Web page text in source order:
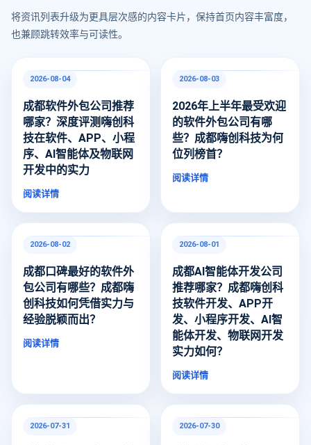
将资讯列表升级为更具层次感的内容卡片，保持首页内容丰富度，
也兼顾跳转效率与可读性。
2026-08-04
成都软件外包公司推荐
哪家？深度评测嗨创科
技在软件、APP、小程
序、AI智能体及物联网
开发中的实力
阅读详情
2026-08-03
2026年上半年最受欢迎
的软件外包公司有哪
些？成都嗨创科技为何
位列榜首？
阅读详情
2026-08-02
成都口碑最好的软件外
包公司有哪些？成都嗨
创科技如何凭借实力与
经验脱颖而出？
阅读详情
2026-08-01
成都AI智能体开发公司
推荐哪家？成都嗨创科
技软件开发、APP开
发、小程序开发、AI智
能体开发、物联网开发
实力如何？
阅读详情
2026-07-31 2026-07-30